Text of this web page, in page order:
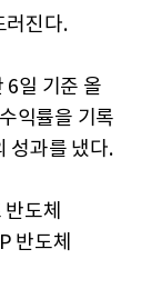
러진다.
6일 기준 올
익률을 기록
성과를 냈다.
도체
반도체